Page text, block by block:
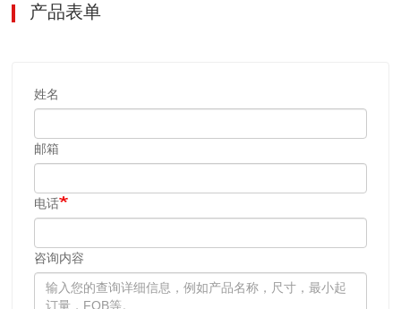
产品表单
姓名
邮箱
电话
咨询内容